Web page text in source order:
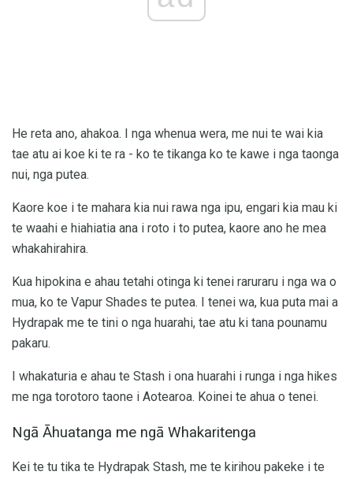
He reta ano, ahakoa. I nga whenua wera, me nui te wai kia
tae atu ai koe ki te ra - ko te tikanga ko te kawe i nga taonga
nui, nga putea.
Kaore koe i te mahara kia nui rawa nga ipu, engari kia mau ki
te waahi e hiahiatia ana i roto i to putea, kaore ano he mea
whakahirahira.
Kua hipokina e ahau tetahi otinga ki tenei raruraru i nga wa o
mua, ko te Vapur Shades te putea. I tenei wa, kua puta mai a
Hydrapak me te tini o nga huarahi, tae atu ki tana pounamu
pakaru.
I whakaturia e ahau te Stash i ona huarahi i runga i nga hikes
me nga torotoro taone i Aotearoa. Koinei te ahua o tenei.
Ngā Āhuatanga me ngā Whakaritenga
Kei te tu tika te Hydrapak Stash, me te kirihou pakeke i te